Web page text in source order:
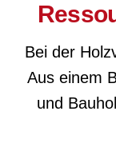
Bei der
Aus einem
und